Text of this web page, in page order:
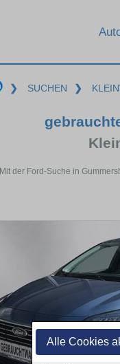
Alle Cookies
❯ SUCHEN ❯
Mit der Ford-Suche in